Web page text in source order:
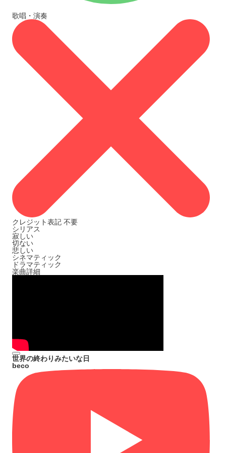
歌唱・演奏
クレジット表記 不要
シリアス
寂しい
切ない
悲しい
シネマティック
ドラマティック
楽曲詳細
世界の終わりみたいな日
beco